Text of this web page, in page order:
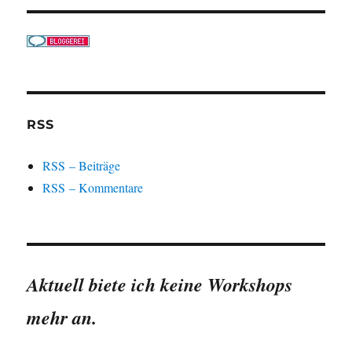
RSS
RSS – Beiträge
RSS – Kommentare
Aktuell biete ich keine Workshops
mehr an.